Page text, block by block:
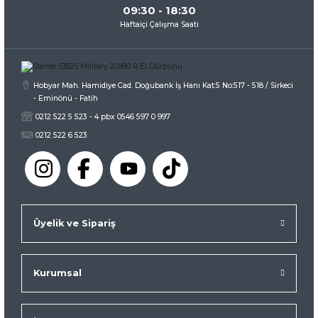
09:30 - 18:30
Haftaiçi Çalışma Saati
Hobyar Mah. Hamidiye Cad. Doğubank İş Hanı Kat:5 No:517 - 518 / Sirkeci
- Eminönü - Fatih
0212 522 5 523 - 4 pbx 0546 597 0 997
0212 522 6 523
Üyelik ve Sipariş
Kurumsal